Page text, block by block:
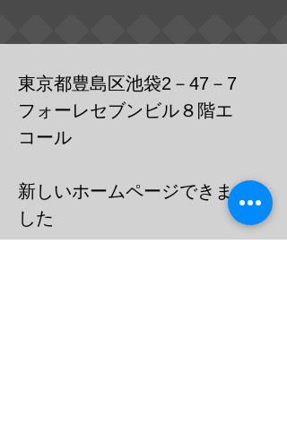
東京都豊島区池袋2－47－7
フォーレセブンビル８階エ
コール
​新しいホームページできま
した